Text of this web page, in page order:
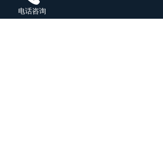
电话咨询